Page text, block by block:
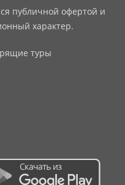
публичной офертой и
характер.
туры